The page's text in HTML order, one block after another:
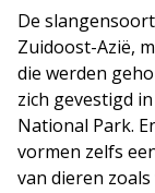
De
Zuidoost-Azië,
die werden
zich gevestigd
National Park.
vormen zelfs
van dieren